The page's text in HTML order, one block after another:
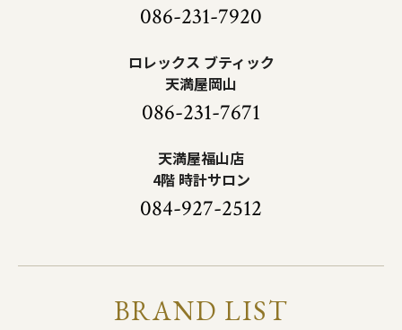
086-231-7920
ロレックス ブティック
天満屋岡山
086-231-7671
天満屋福山店
4階 時計サロン
084-927-2512
BRAND LIST